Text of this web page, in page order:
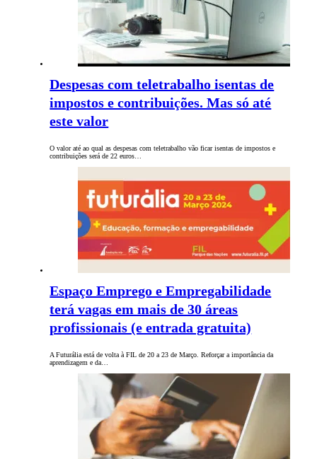
Despesas com teletrabalho isentas de
impostos e contribuições. Mas só até
este valor
O valor até ao qual as despesas com teletrabalho vão ficar isentas de impostos e
contribuições será de 22 euros…
Espaço Emprego e Empregabilidade
terá vagas em mais de 30 áreas
profissionais (e entrada gratuita)
A Futurália está de volta à FIL de 20 a 23 de Março. Reforçar a importância da
aprendizagem e da…